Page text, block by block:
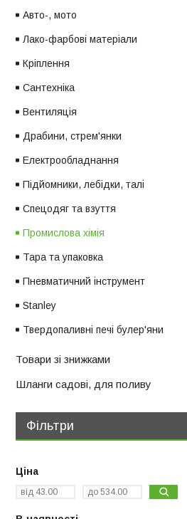
Авто-, мото
Лако-фарбові матеріали
Кріплення
Сантехніка
Вентиляція
Драбини, стрем'янки
Електрообладнання
Підйомники, лебідки, талі
Спецодяг та взуття
Промислова хімія
Тара та упаковка
Пневматичний інструмент
Stanley
Твердопаливні печі булер'яни
Товари зі знижками
Шланги садові, для поливу
Фільтри
Ціна